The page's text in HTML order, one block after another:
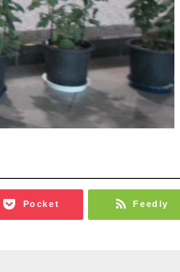
Pocket Feedly